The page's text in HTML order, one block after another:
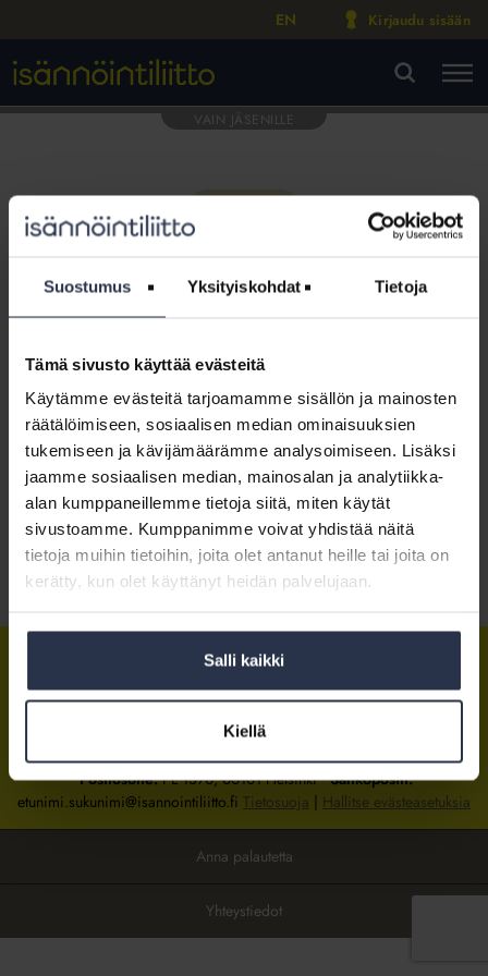
Suostumus Yksityiskohdat Tietoja
Tämä sivusto käyttää evästeitä
Käytämme evästeitä tarjoamamme sisällön ja mainosten
räätälöimiseen, sosiaalisen median ominaisuuksien
tukemiseen ja kävijämäärämme analysoimiseen. Lisäksi
jaamme sosiaalisen median, mainosalan ja analytiikka-
alan kumppaneillemme tietoja siitä, miten käytät
sivustoamme. Kumppanimme voivat yhdistää näitä
tietoja muihin tietoihin, joita olet antanut heille tai joita on
kerätty, kun olet käyttänyt heidän palvelujaan.
Salli kaikki
Kiellä
EN Kirjaudu sisään
Tämä osio on rajattu
Isännöintiliiton jäsenyritysten
henkilökunnalle
Kirjaudu sisään
Tietoa jäsenyydestä
IsännöintiliittoIsännöintiliittoIsännöintiliitto
Isännöintiliiton toimistosijaitsee Hakaniemessä Helsingissä.
Postiosoite:PL 1370, 00101 HelsinkiSähköpostit:
etunimi.sukunimi@isannointiliitto.fi Tietosuoja | Hallitse evästeasetuksia
Anna palautetta
Yhteystiedot